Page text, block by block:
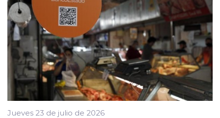
Jueves 23 de julio de 2026